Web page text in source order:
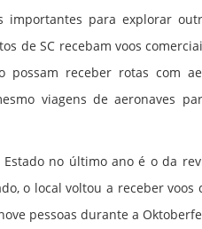
importantes para explorar
de SC recebam voos
possam receber rotas com
viagens de aeronaves
no último ano é o da
o local voltou a receber
pessoas durante a